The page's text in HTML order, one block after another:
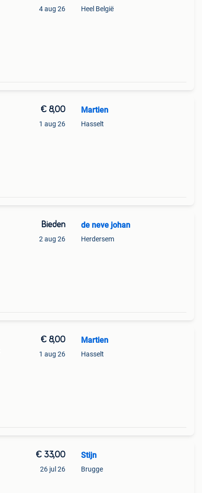
4 aug 26 Heel België
€ 8,00
1 aug 26
Martien
Hasselt
Bieden
2 aug 26
de neve johan
Herdersem
€ 8,00
1 aug 26
Martien
Hasselt
€ 33,00
26 jul 26
Stijn
Brugge